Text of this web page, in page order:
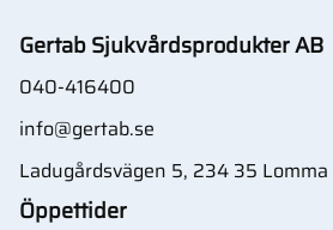
Gertab Sjukvårdsprodukter AB
040-416400
info@gertab.se
Ladugårdsvägen 5, 234 35 Lomma
Öppettider